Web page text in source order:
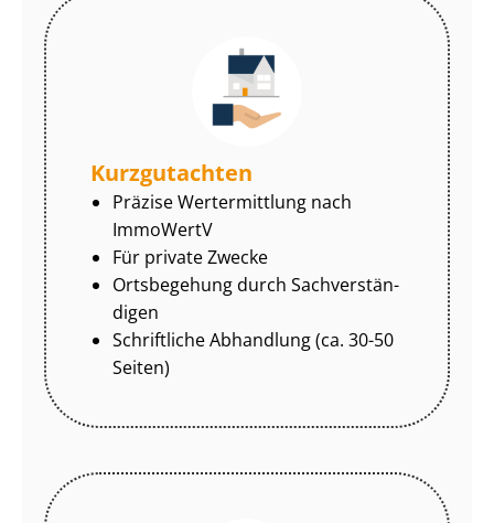
Kurzgutachten
Präzise Wertermittlung nach
ImmoWertV
Für private Zwecke
Ortsbegehung durch Sach­ver­stän­
di­gen
Schriftliche Abhandlung (ca. 30-50
Seiten)